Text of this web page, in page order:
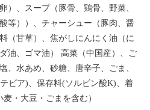
）、スープ（豚骨、鶏骨、野菜、
等））、チャーシュー（豚肉、醤
（甘草）、焦がしにんにく油（に
油、ゴマ油） 高菜（中国産）、ご
、水あめ、砂糖、唐辛子、ごま、
ビア)、保存料(ソルビン酸K)、着
・大豆・ごまを含む）